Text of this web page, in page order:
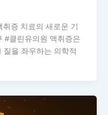
증 치료의 새로운 기
#클린유의원 액취증은
질을 좌우하는 의학적